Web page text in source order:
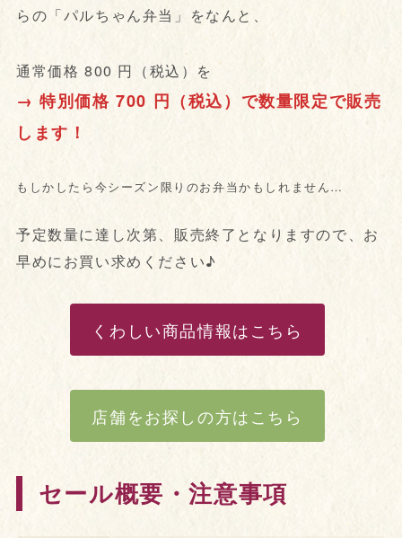
らの「パルちゃん弁当」をなんと、
通常価格 800 円（税込）を
→ 特別価格 700 円（税込）で数量限定で販売
します！
もしかしたら今シーズン限りのお弁当かもしれません…
予定数量に達し次第、販売終了となりますので、お
早めにお買い求めください♪
くわしい商品情報はこちら
店舗をお探しの方はこちら
セール概要・注意事項